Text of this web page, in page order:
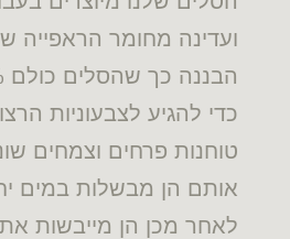
ועדינה מחומר הראפייה
כדי להגיע לצבעוניות
טוחנות פרחים וצמחים
אותם הן מבשלות במים
לאחר מכן הן מייבשות